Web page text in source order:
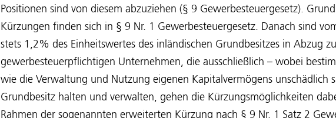
Positionen sind von diesem abzuziehen (§ 9 Gewerbesteuergesetz).
Kürzungen finden sich in § 9 Nr. 1 Gewerbesteuergesetz. Danach sind
stets 1,2% des Einheitswertes des inländischen Grundbesitzes in Abzug
gewerbesteuerpflichtigen Unternehmen, die ausschließlich – wobei
wie die Verwaltung und Nutzung eigenen Kapitalvermögens unschädlich
Grundbesitz halten und verwalten, gehen die Kürzungsmöglichkeiten
Rahmen der sogenannten erweiterten Kürzung nach § 9 Nr. 1 Satz 2